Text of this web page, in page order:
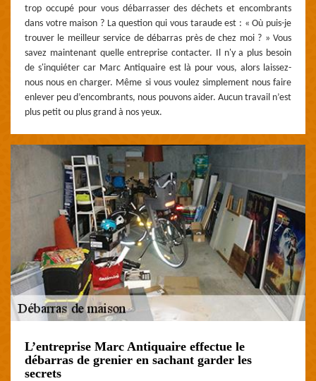
trop occupé pour vous débarrasser des déchets et encombrants
dans votre maison ? La question qui vous taraude est : « Où puis-je
trouver le meilleur service de débarras près de chez moi ? » Vous
savez maintenant quelle entreprise contacter. Il n'y a plus besoin
de s'inquiéter car Marc Antiquaire est là pour vous, alors laissez-
nous nous en charger. Même si vous voulez simplement nous faire
enlever peu d’encombrants, nous pouvons aider. Aucun travail n’est
plus petit ou plus grand à nos yeux.
L’entreprise Marc Antiquaire effectue le
débarras de grenier en sachant garder les
secrets